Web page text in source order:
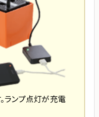
ランプ点灯が充電